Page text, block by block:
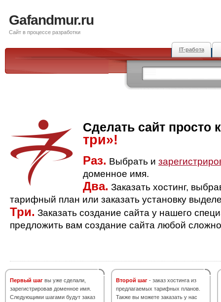
Gafandmur.ru
Сайт в процессе разработки
IT-работа
Сделать сайт просто
три»!
Раз. Выбрать и
доменное имя.
Два. Заказать хостинг,
тарифный план или заказать установку
Три. Заказать создание сайта у нашего
предложить вам создание сайта любой
Первый шаг вы уже сделали,
зарегистрировав доменное имя.
Следующими шагами будут заказ
Второй шаг - заказ хостинга из
предлагаемых тарифных планов.
Также вы можете заказать у нас